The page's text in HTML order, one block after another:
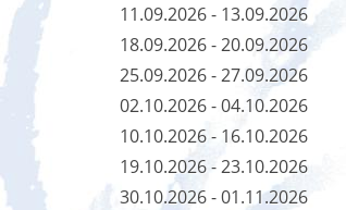
11.09.2026 - 13.09.2026
18.09.2026 - 20.09.2026
25.09.2026 - 27.09.2026
02.10.2026 - 04.10.2026
10.10.2026 - 16.10.2026
19.10.2026 - 23.10.2026
30.10.2026 - 01.11.2026